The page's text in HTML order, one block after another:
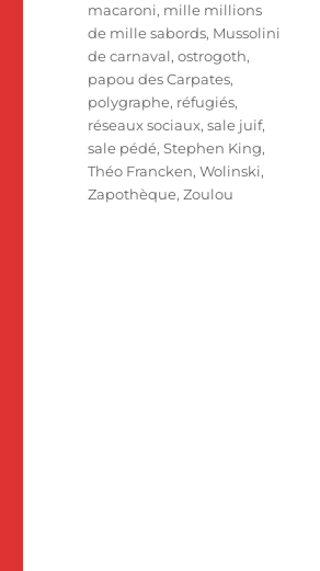
macaroni, mille millions
de mille sabords, Mussolini
de carnaval,ostrogoth,
papou des Carpates,
polygraphe, réfugiés,
réseaux sociaux,sale juif,
sale pédé,Stephen King,
Théo Francken,Wolinski,
Zapothèque,Zoulou